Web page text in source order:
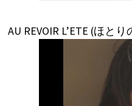
AU REVOIR L’ETE (ほと